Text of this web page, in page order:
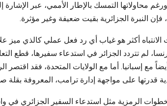
ورغم محاولاتها التمسك بالإطار الأممي، عبر
فإن النبرة الجزائرية بقيت ضعيفة وغير مؤثرة.
الانتباه أكثر هو غياب أي رد فعل عملي كالذي ميز
لم تتردد الجزائر في استدعاء سفيرها، قطع
مع إسبانيا. أما مع الولايات المتحدة، فقد اقتصر
قدرتها على مواجهة إدارة ترامب، المعروفة بقلة
الرمزية مثل استدعاء السفير الجزائري في